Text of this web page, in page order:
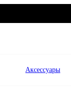
Аксессуары